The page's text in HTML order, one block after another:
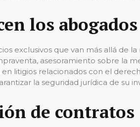
los
exclusivos que van más allá de
asesoramiento sobre la
litigios relacionados con el
la seguridad jurídica de su
de contratos